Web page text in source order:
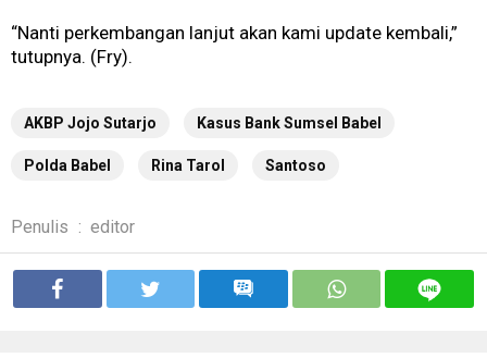
“Nanti perkembangan lanjut akan kami update kembali,”
tutupnya. (Fry).
AKBP Jojo Sutarjo Kasus Bank Sumsel Babel
Polda Babel Rina Tarol Santoso
Penulis : editor